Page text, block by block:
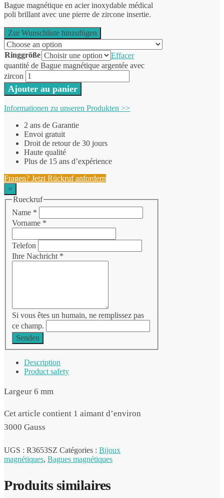
Bague magnétique en acier inoxydable médical
poli brillant avec une pierre de zircone insertie.
Zur Wunschliste hinzufügen
Ringgröße
Effacer
quantité de Bague magnétique argentée avec
zircon
Ajouter au panier
Informationen zu unseren Produkten >>
2 ans de Garantie
Envoi gratuit
Droit de retour de 30 jours
Haute qualité
Plus de 15 ans d’expérience
Fragen? Jetzt Rückruf anfordern
×
Rueckruf
Name *
Vorname *
Telefon
Ihre Nachricht *
Si vous êtes un humain, ne remplissez pas
ce champ.
Senden
Description
Product safety
Largeur 6 mm
Cet article contient 1 aimant d’environ
3000 Gauss
UGS : R3653SZ Catégories : Bijoux
magnétiques, Bagues magnétiques
Produits similaires